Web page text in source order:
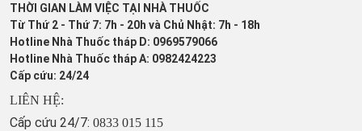
THỜI GIAN LÀM VIỆC TẠI NHÀ THUỐC
Từ Thứ 2 - Thứ 7: 7h - 20h và Chủ Nhật: 7h - 18h
Hotline Nhà Thuốc tháp D: 0969579066
Hotline Nhà Thuốc tháp A: 0982424223
Cấp cứu: 24/24
LIÊN HỆ:
Cấp cứu 24/7: 0833 015 115